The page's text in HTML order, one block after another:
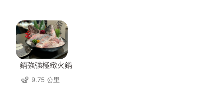
鍋強強極緻火鍋
9.75 公里